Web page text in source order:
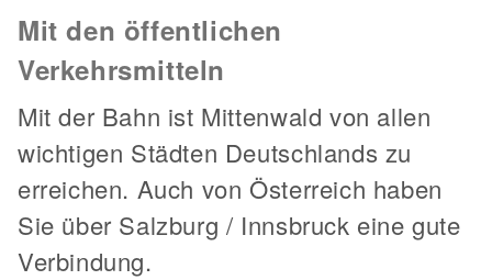
Mit den öffentlichen
Verkehrsmitteln
Mit der Bahn ist Mittenwald von allen
wichtigen Städten Deutschlands zu
erreichen. Auch von Österreich haben
Sie über Salzburg / Innsbruck eine gute
Verbindung.